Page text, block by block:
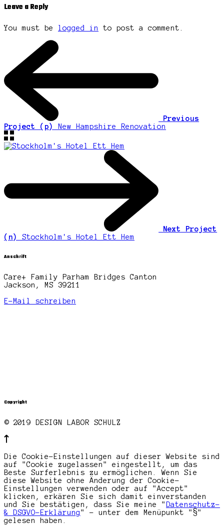
Leave a Reply
You must be logged in to post a comment.
Previous
Project (p)
New Hampshire Renovation
Next Project
(n) Stockholm's Hotel Ett Hem
Anschrift
Care+ Family Parham Bridges Canton
Jackson, MS 39211
E-Mail schreiben
Copyright
© 2019 DESIGN LABOR SCHULZ
Die Cookie-Einstellungen auf dieser Website sind
auf "Cookie zugelassen" eingestellt, um das
Beste Surferlebnis zu ermöglichen. Wenn Sie
diese Website ohne Änderung der Cookie-
Einstellungen verwenden oder auf "Accept"
klicken, erkären Sie sich damit einverstanden
und Sie bestätigen, dass Sie meine " Datenschutz-
& DSGVO-Erklärung" - unter dem Menüpunkt "§"
gelesen haben.